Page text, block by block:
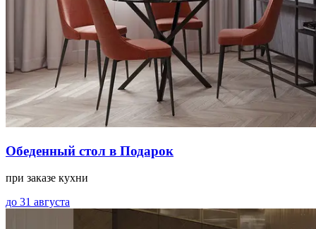
Обеденный стол в Подарок
при заказе кухни
до 31 августа